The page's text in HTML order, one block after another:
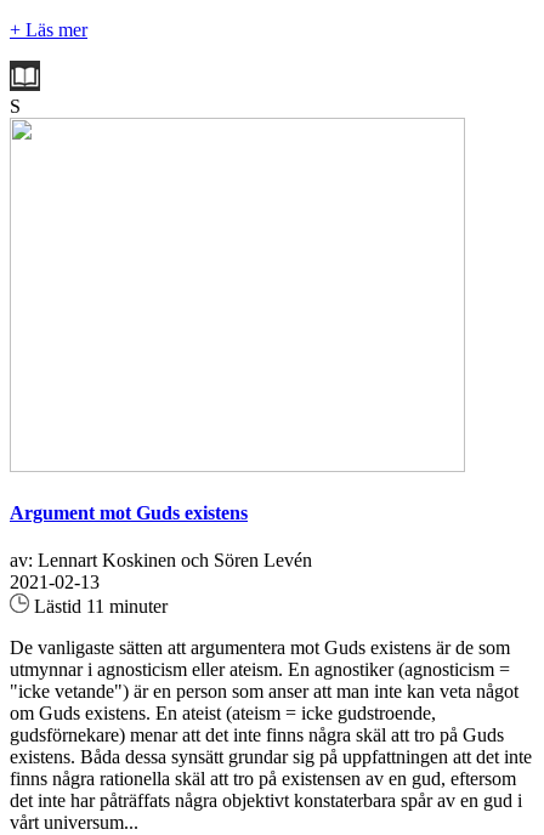
+ Läs mer
S
Argument mot Guds existens
av: Lennart Koskinen och Sören Levén
2021-02-13
Lästid 11 minuter
De vanligaste sätten att argumentera mot Guds existens är de som
utmynnar i agnosticism eller ateism. En agnostiker (agnosticism =
"icke vetande") är en person som anser att man inte kan veta något
om Guds existens. En ateist (ateism = icke gudstroende,
gudsförnekare) menar att det inte finns några skäl att tro på Guds
existens. Båda dessa synsätt grundar sig på uppfattningen att det inte
finns några rationella skäl att tro på existensen av en gud, eftersom
det inte har påträffats några objektivt konstaterbara spår av en gud i
vårt universum...